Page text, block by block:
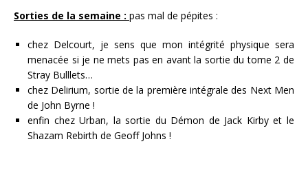
Sorties de la semaine : pas mal de pépites :
chez Delcourt, je sens que mon intégrité physique sera
menacée si je ne mets pas en avant la sortie du tome 2 de
Stray Bulllets…
chez Delirium, sortie de la première intégrale des Next Men
de John Byrne !
enfin chez Urban, la sortie du Démon de Jack Kirby et le
Shazam Rebirth de Geoff Johns !